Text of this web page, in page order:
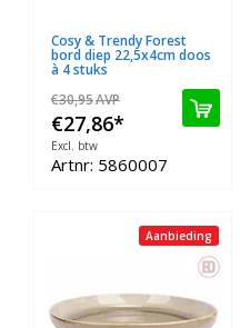
Cosy & Trendy Forest
bord diep 22,5x4cm doos
à 4 stuks
€30,95AVP
€27,86*
Excl. btw
Artnr: 5860007
Aanbieding